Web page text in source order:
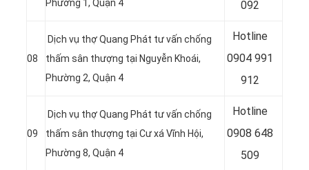
Phường 1, Quận 4
092
08
Dịch vụ thợ Quang Phát tư vấn chống
thấm sân thượng tại Nguyễn Khoái,
Phường 2, Quận 4
Hotline
0904 991
912
09
Dịch vụ thợ Quang Phát tư vấn chống
thấm sân thượng tại Cư xá Vĩnh Hội,
Phường 8, Quận 4
Hotline
0908 648
509